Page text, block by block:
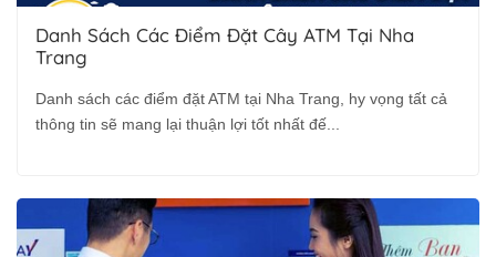
Danh Sách Các Điểm Đặt Cây ATM Tại Nha
Trang
Danh sách các điểm đặt ATM tại Nha Trang, hy vọng tất cả
thông tin sẽ mang lại thuận lợi tốt nhất đế...